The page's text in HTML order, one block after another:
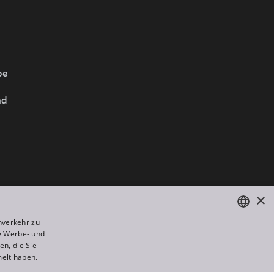
×
zu
Werbe- und
die Sie
haben.